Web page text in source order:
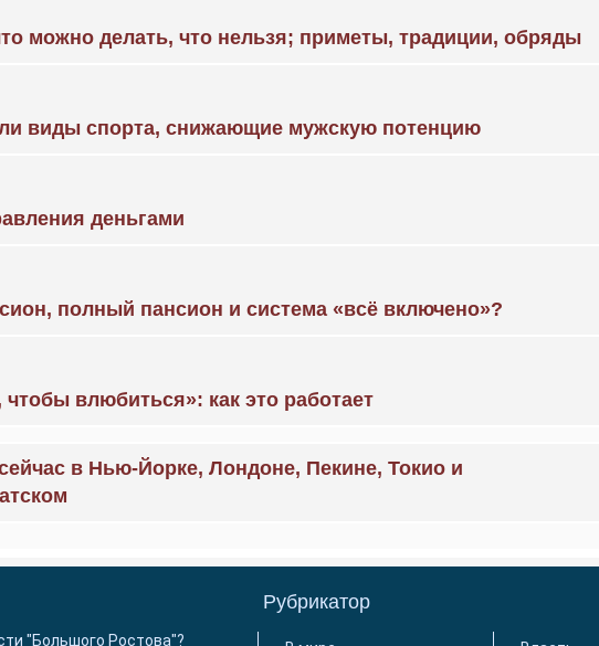
можно делать, что нельзя; приметы, традиции, обряды
виды спорта, снижающие мужскую потенцию
деньгами
полный пансион и система «всё включено»?
чтобы влюбиться»: как это работает
в Нью-Йорке, Лондоне, Пекине, Токио и
"Большого Ростова"?
Рубрикатор